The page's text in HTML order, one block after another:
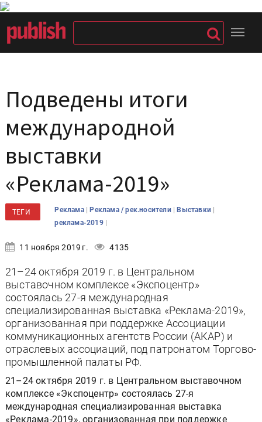
Подведены итоги
международной
выставки
«Реклама-2019»
ТЕГИ Реклама |Реклама / рек.носители |Выставки |
реклама-2019 |
11 ноября 2019 г. 4135
21–24 октября 2019 г. в Центральном
выставочном комплексе «Экспоцентр»
состоялась 27-я международная
специализированная выставка «Реклама-2019»,
организованная при поддержке Ассоциации
коммуникационных агентств России (АКАР) и
отраслевых ассоциаций, под патронатом Торгово-
промышленной палаты РФ.
21–24 октября 2019 г. в Центральном выставочном
комплексе «Экспоцентр» состоялась 27-я
международная специализированная выставка
«Реклама-2019», организованная при поддержке